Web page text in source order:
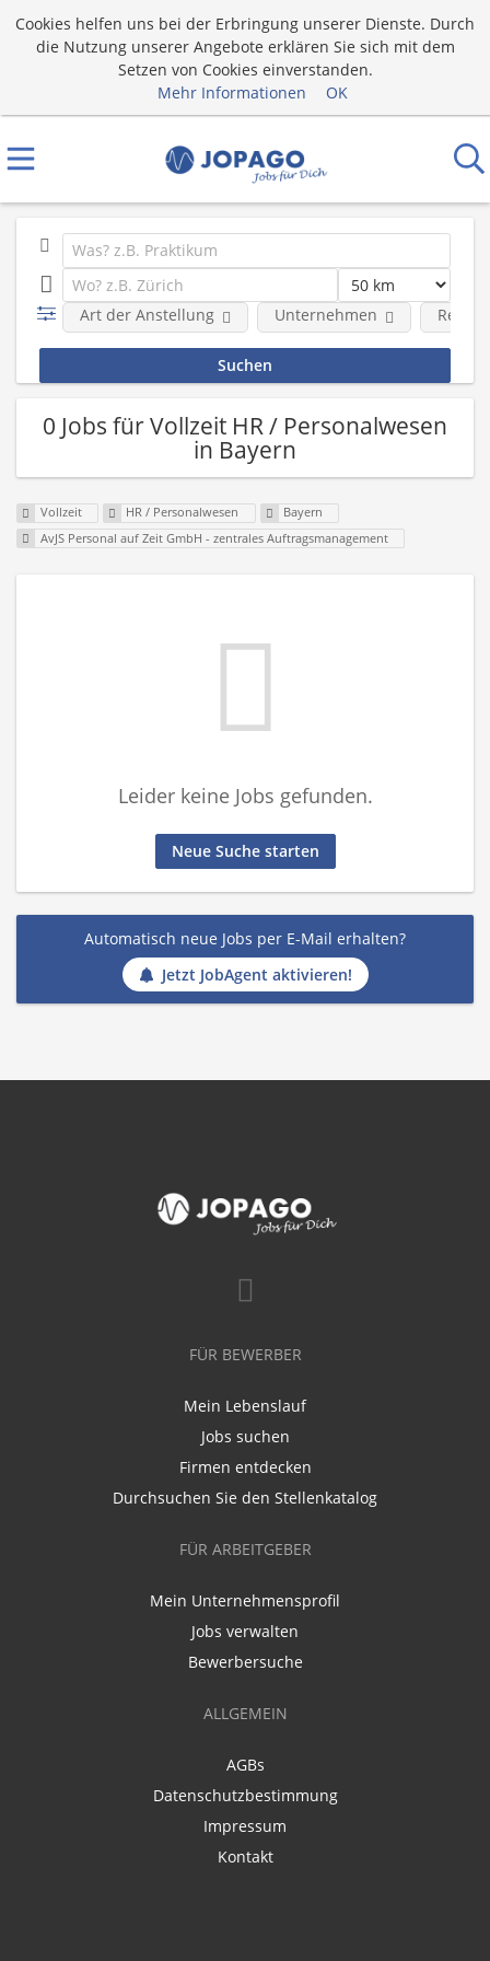
Cookies helfen uns bei der Erbringung unserer Dienste. Durch
die Nutzung unserer Angebote erklären Sie sich mit dem
Setzen von Cookies einverstanden.
Mehr Informationen
OK
Art der Anstellung Unternehmen Region
0 Jobs für Vollzeit HR / Personalwesen
in Bayern
Vollzeit HR / Personalwesen
Bayern
AvJS Personal auf Zeit GmbH - zentrales Auftragsmanagement
Leider keine Jobs gefunden.
Neue Suche starten
Automatisch neue Jobs per E-Mail erhalten?
Jetzt JobAgent aktivieren!
FÜR BEWERBER
Mein Lebenslauf
Jobs suchen
Firmen entdecken
Durchsuchen Sie den Stellenkatalog
FÜR ARBEITGEBER
Mein Unternehmensprofil
Jobs verwalten
Bewerbersuche
ALLGEMEIN
AGBs
Datenschutzbestimmung
Impressum
Kontakt